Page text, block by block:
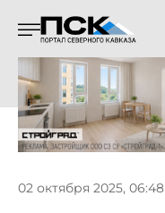
02 октября 2025, 06:48